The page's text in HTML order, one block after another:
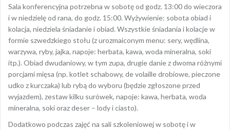
Sala konferencyjna potrzebna w sobotę od godz. 13:00 do wieczora
i w niedzielę od rana, do godz. 15:00. Wyżywienie: sobota obiad i
kolacja, niedziela śniadanie i obiad. Wszystkie śniadania i kolacje w
formie szwedzkiego stołu (z urozmaiconym menu: sery, wędlina,
warzywa, ryby, jajka, napoje: herbata, kawa, woda mineralna, soki
itp.). Obiad dwudaniowy, w tym zupa, drugie danie z dwoma różnymi
porcjami mięsa (np. kotlet schabowy, de volaille drobiowe, pieczone
udko z kurczaka) lub rybą do wyboru (będzie zgłoszone przed
wyjazdem), zestaw kilku surówek, napoje: kawa, herbata, woda
mineralna, soki oraz deser – lody i ciasto).
Dodatkowo podczas zajęć na sali szkoleniowej w sobotę i w